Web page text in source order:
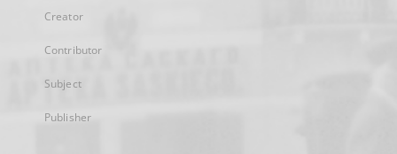
Creator
Contributor
Subject
Publisher